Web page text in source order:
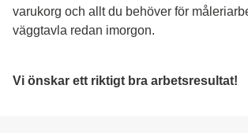
varukorg och allt du behöver för
väggtavla redan imorgon.
Vi önskar ett riktigt bra arbetsresultat!